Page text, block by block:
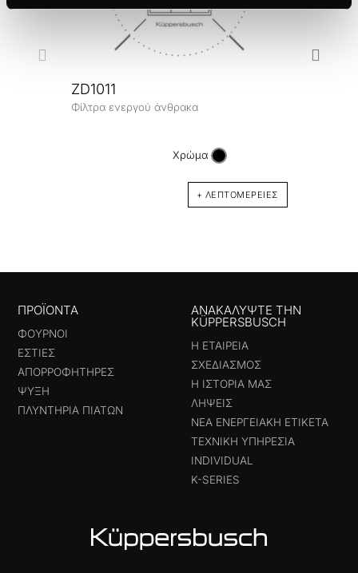
ZD1011
Φίλτρα ενεργού άνθρακα
Χρώμα
+ ΛΕΠΤΟΜΈΡΕΙΕΣ
ΠΡΟΪΟΝΤΑ
ΦΟΎΡΝΟΙ
ΕΣΤΊΕΣ
ΑΠΟΡΡΟΦΗΤΉΡΕΣ
ΨΎΞΗ
ΠΛΥΝΤΉΡΙΑ ΠΙΆΤΩΝ
ΑΝΑΚΑΛΎΨΤΕ ΤΗΝ
KÜPPERSBUSCH
Η ΕΤΑΙΡΕΊΑ
ΣΧΕΔΙΑΣΜΌΣ
Η ΙΣΤΟΡΊΑ ΜΑΣ
ΛΉΨΕΙΣ
ΝΈΑ ΕΝΕΡΓΕΙΑΚΉ ΕΤΙΚΈΤΑ
ΤΕΧΝΙΚΉ ΥΠΗΡΕΣΊΑ
INDIVIDUAL
K-SERIES